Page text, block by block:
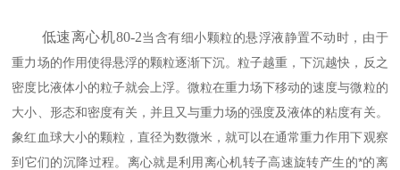
低速离心机80-2当含有细小颗粒的悬浮液静置不动时，由于
重力场的作用使得悬浮的颗粒逐渐下沉。粒子越重，下沉越快，反之
密度比液体小的粒子就会上浮。微粒在重力场下移动的速度与微粒的
大小、形态和密度有关，并且又与重力场的强度及液体的粘度有关。
象红血球大小的颗粒，直径为数微米，就可以在通常重力作用下观察
到它们的沉降过程。离心就是利用离心机转子高速旋转产生的*的离